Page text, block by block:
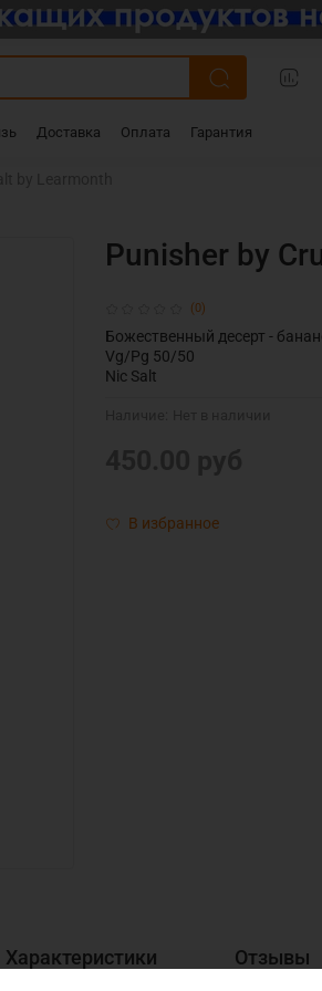
Доставка Оплата Гарантия
(0)
Punisher by
В избранное
Божественный десерт -
Vg/Pg 50/50
Nic Salt
Характеристики Отзывы